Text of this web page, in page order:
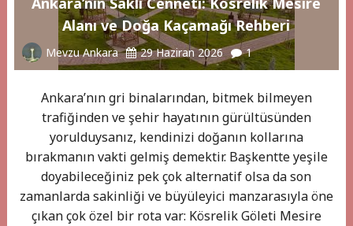
Alanı ve Doğa Kaçamağı Rehberi
Mevzu Ankara 29 Haziran 2026 1
Ankara’nın gri binalarından, bitmek bilmeyen
trafiğinden ve şehir hayatının gürültüsünden
yorulduysanız, kendinizi doğanın kollarına
bırakmanın vakti gelmiş demektir. Başkentte yeşile
doyabileceğiniz pek çok alternatif olsa da son
zamanlarda sakinliği ve büyüleyici manzarasıyla öne
çıkan çok özel bir rota var: Kösrelik Göleti Mesire